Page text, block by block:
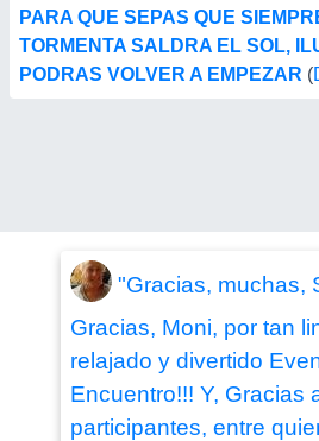
PARA QUE SEPAS QUE
TORMENTA SALDRA EL SOL,
PODRAS VOLVER A EMPEZAR (
"Gracias, muchas,
Gracias, Moni, por tan
relajado y divertido
Encuentro!!! Y, Gracias
participantes, entre